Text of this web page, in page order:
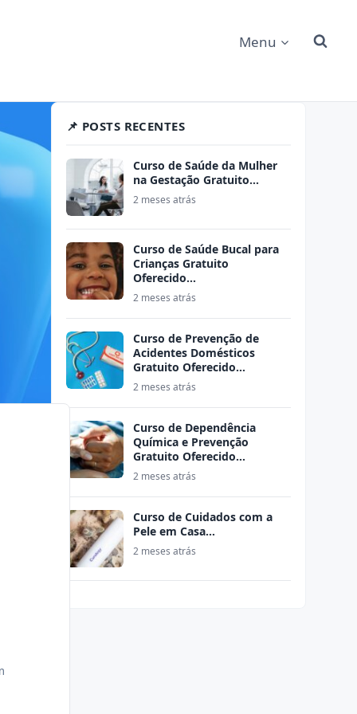
Menu
📌 POSTS RECENTES
Curso de Saúde da Mulher
na Gestação Gratuito…
2 meses atrás
Curso de Saúde Bucal para
Crianças Gratuito
Oferecido…
2 meses atrás
Curso de Prevenção de
Acidentes Domésticos
Gratuito Oferecido…
2 meses atrás
Curso de Dependência
Química e Prevenção
Gratuito Oferecido…
2 meses atrás
Curso de Cuidados com a
Pele em Casa…
2 meses atrás